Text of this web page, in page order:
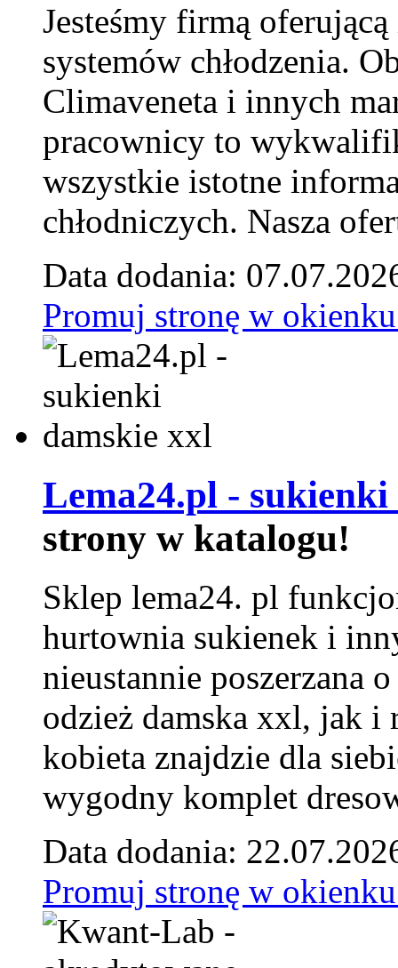
Jesteśmy firmą
systemów chłodzenia.
Climaveneta i innych
pracownicy to
wszystkie istotne
chłodniczych. Nasza
Data dodania:
Promuj stronę w
Lema24.pl -
strony w katalogu!
Sklep lema24. pl
hurtownia sukienek i
nieustannie poszerzana
odzież damska xxl, jak i
kobieta znajdzie dla
wygodny komplet
Data dodania:
Promuj stronę w